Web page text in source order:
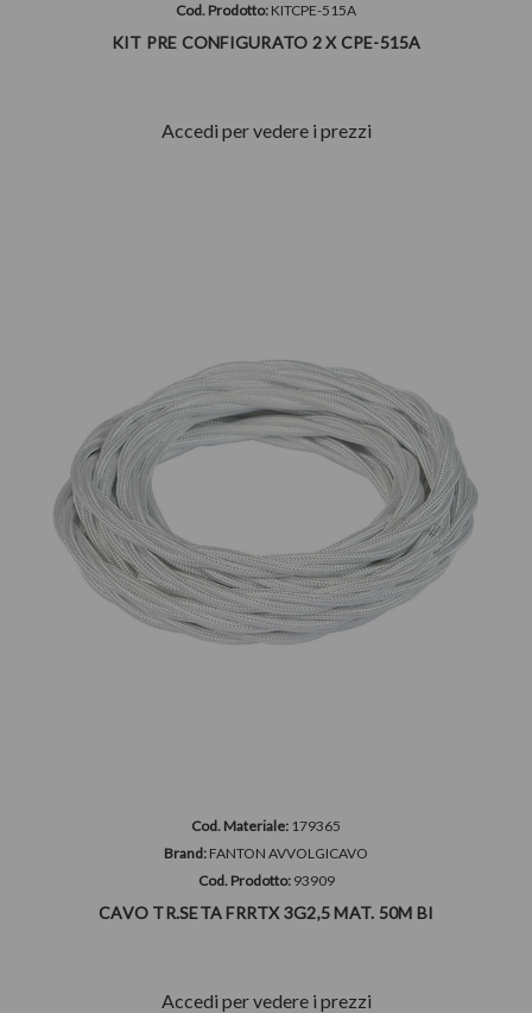
Cod. Prodotto: KITCPE-515A
KIT PRE CONFIGURATO 2 X CPE-515A
Accedi per vedere i prezzi
Cod. Materiale: 179365
Brand: FANTON AVVOLGICAVO
Cod. Prodotto: 93909
CAVO TR.SETA FRRTX 3G2,5 MAT. 50M BI
Accedi per vedere i prezzi